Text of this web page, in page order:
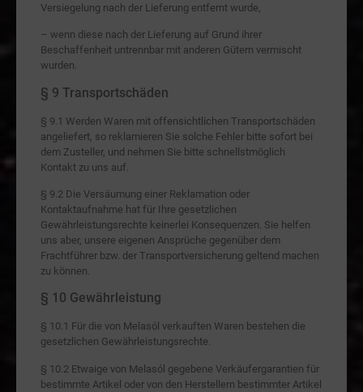
Versiegelung nach der Lieferung entfernt wurde,
– wenn diese nach der Lieferung auf Grund ihrer
Beschaffenheit untrennbar mit anderen Gütern vermischt
wurden.
§ 9 Transportschäden
§ 9.1 Werden Waren mit offensichtlichen Transportschäden
angeliefert, so reklamieren Sie solche Fehler bitte sofort bei
dem Zusteller, und nehmen Sie bitte schnellstmöglich
Kontakt zu uns auf.
§ 9.2 Die Versäumung einer Reklamation oder
Kontaktaufnahme hat für Ihre gesetzlichen
Gewährleistungsrechte keinerlei Konsequenzen. Sie helfen
uns aber, unsere eigenen Ansprüche gegenüber dem
Frachtführer bzw. der Transportversicherung geltend machen
zu können.
§ 10 Gewährleistung
§ 10.1 Für die von Melasól verkauften Waren bestehen die
gesetzlichen Gewährleistungsrechte.
§ 10.2 Etwaige von Melasól gegebene Verkäufergarantien für
bestimmte Artikel oder von den Herstellern bestimmter Artikel